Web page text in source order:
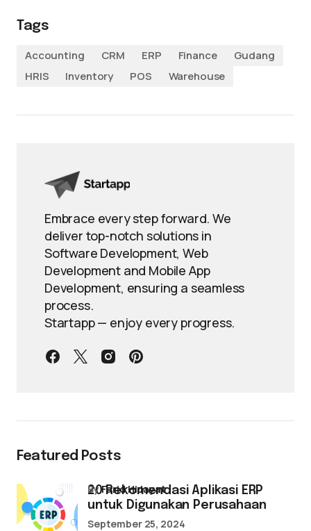
Tags
Accounting
CRM ERP Finance
Gudang
HRIS
Inventory POS Warehouse
Embrace every step forward. We
deliver top-notch solutions in
Software Development, Web
Development and Mobile App
Development, ensuring a seamless
process.
Startapp — enjoy every progress.
Featured Posts
20 Rekomendasi Aplikasi ERP
untuk Digunakan Perusahaan
byFarid Hidayat
September 25, 2024